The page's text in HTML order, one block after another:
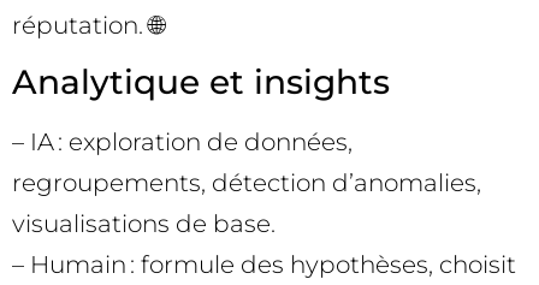
réputation. 🌐
Analytique et insights
– IA : exploration de données,
regroupements, détection d’anomalies,
visualisations de base.
– Humain : formule des hypothèses, choisit